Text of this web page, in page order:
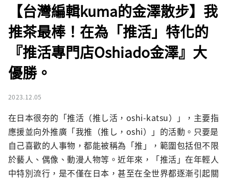
【台灣編輯kuma的金澤散步】我
推茶最棒！在為「推活」特化的
『推活專門店Oshiado金澤』大
優勝。
2023.12.05
在日本很夯的「推活（推し活，oshi-katsu）」，主要指
應援並向外推廣「我推（推し，oshi）」的活動。只要是
自己喜歡的人事物，都能被稱為「推」，範圍包括但不限
於藝人、偶像、動漫人物等。近年來，「推活」在年輕人
中特別流行，是不僅在日本，甚至在全世界都逐漸引起關